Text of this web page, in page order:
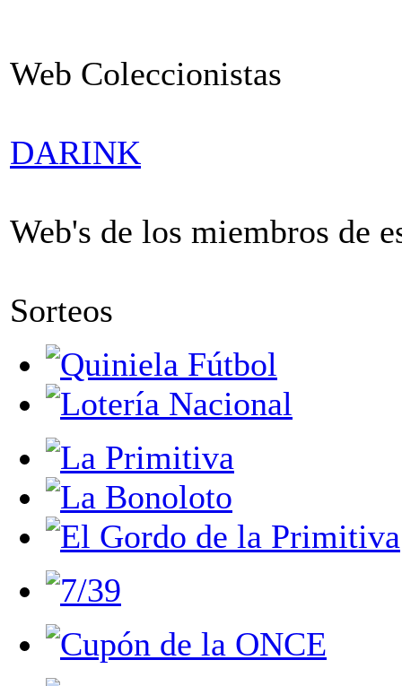
Web Coleccionistas
DARINK
Web's de los miembros de
Sorteos